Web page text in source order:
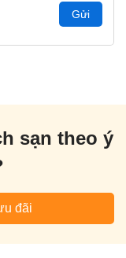
Gửi
sạn theo ý
đãi